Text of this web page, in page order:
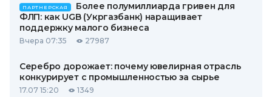
ПАРТНЕРСКАЯ
Более полумиллиарда гривен для
ФЛП: как UGB (Укргазбанк) наращивает
поддержку малого бизнеса
Вчера 07:35 27987
Серебро дорожает: почему ювелирная отрасль
конкурирует с промышленностью за сырье
17.07 15:20 1349